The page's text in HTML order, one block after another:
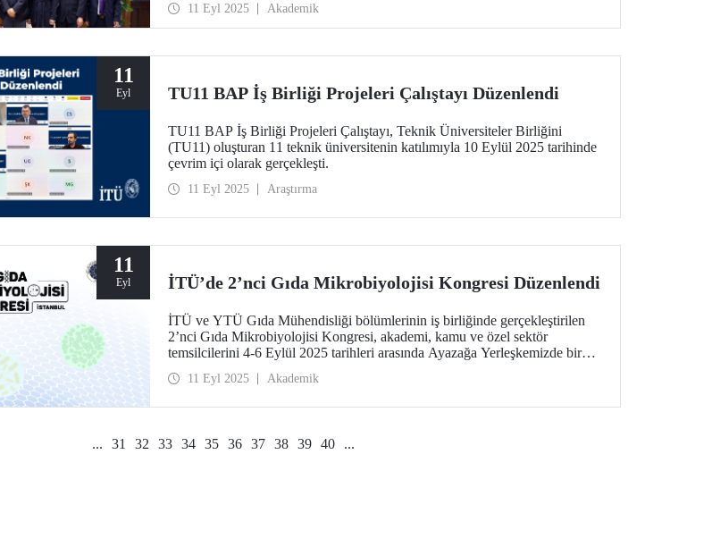
11 Eyl 2025 Akademik
11
Eyl TU11 BAP İş Birliği Projeleri Çalıştayı Düzenlendi
TU11 BAP İş Birliği Projeleri Çalıştayı, Teknik Üniversiteler Birliğini
(TU11) oluşturan 11 teknik üniversitenin katılımıyla 10 Eylül 2025 tarihinde
çevrim içi olarak gerçekleşti.
11 Eyl 2025 Araştırma
11
Eyl İTÜ’de 2’nci Gıda Mikrobiyolojisi Kongresi Düzenlendi
İTÜ ve YTÜ Gıda Mühendisliği bölümlerinin iş birliğinde gerçekleştirilen
2’nci Gıda Mikrobiyolojisi Kongresi, akademi, kamu ve özel sektör
temsilcilerini 4-6 Eylül 2025 tarihleri arasında Ayazağa Yerleşkemizde bir
11 Eyl 2025 Akademik
... 31 32 33 34 35 36 37 38 39 40 ...